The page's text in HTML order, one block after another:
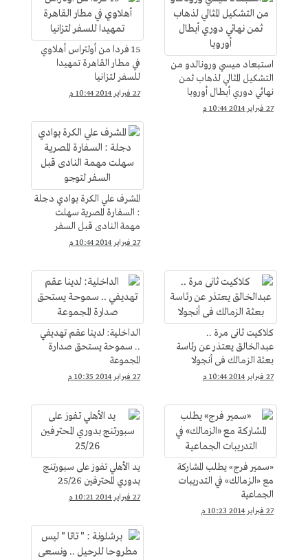
استبعاد ميسي ورونالدو من
التشكيل المثالي لذهاب ثمن
نهائي دوري أبطال أوروبا
27 فبراير 2014 10:44 م
15 فردا من أولتراس أهلاوي
في مطار القاهرة تمهيدا
للسفر لتزانيا
27 فبراير 2014 10:44 م
المشرف علي الكرة بوادي دجلة
: السفارة المصرية سهلت
مهمة النادى قبل السفر
لتوجو
27 فبراير 2014 10:44 م
كلاكيت ثانى مرة ..
عبدالخالق يعتذر عن رئاسة
بعثة الزمالك فى أنجولا
27 فبراير 2014 10:44 م
الداخلية: لدينا عقم تهديفي
.. سموحة يستحق صدارة
المجموعة
27 فبراير 2014 10:35 م
«سمير فرج» يطلب المشاركة
مع «الزمالك» في التدريبات
الجماعية
27 فبراير 2014 10:23 م
يد الأهلي تفوز على سبورتنج
بدوري المحترفين 25/26
27 فبراير 2014 10:21 م